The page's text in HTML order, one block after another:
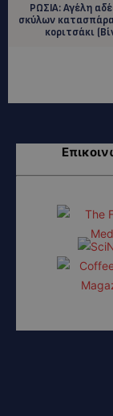
ΡΩΣΙΑ: Αγέλη
σκύλων
κοριτσάκι